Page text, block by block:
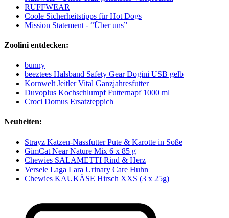
RUFFWEAR
Coole Sicherheitstipps für Hot Dogs
Mission Statement - “Über uns”
Zoolini entdecken:
bunny
beeztees Halsband Safety Gear Dogini USB gelb
Kornwelt Jeitler Vital Ganzjahresfutter
Duvoplus Kochschlumpf Futternapf 1000 ml
Croci Domus Ersatzteppich
Neuheiten:
Strayz Katzen-Nassfutter Pute & Karotte in Soße
GimCat Near Nature Mix 6 x 85 g
Chewies SALAMETTI Rind & Herz
Versele Laga Lara Urinary Care Huhn
Chewies KAUKÄSE Hirsch XXS (3 x 25g)